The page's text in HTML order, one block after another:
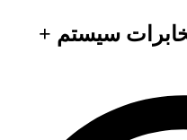
سیستم +